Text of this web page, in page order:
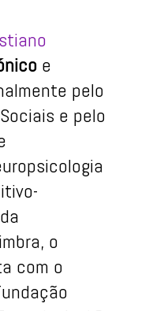
e
pelo
e pelo
o
com o